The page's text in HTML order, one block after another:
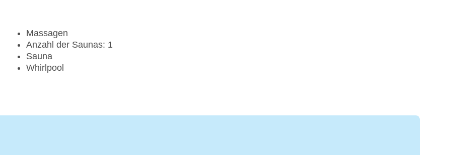
Massagen
Anzahl der Saunas: 1
Sauna
Whirlpool